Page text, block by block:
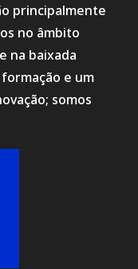
principalmente
no âmbito
na baixada
e um
somos